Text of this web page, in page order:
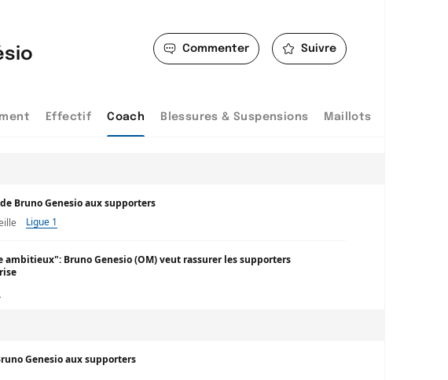
Commenter Suivre
Effectif Coach Blessures & Suspensions Maillots
Bruno Genesio aux supporters
Ligue 1
ambitieux": Bruno Genesio (OM) veut rassurer les supporters
Genesio aux supporters